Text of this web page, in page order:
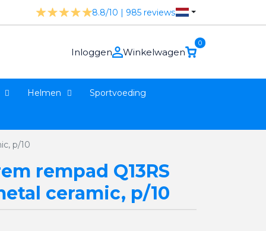
8.8/10 | 985 reviews
Inloggen
0
Winkelwagen
Helmen Sportvoeding
p/10
rempad Q13RS
ceramic, p/10